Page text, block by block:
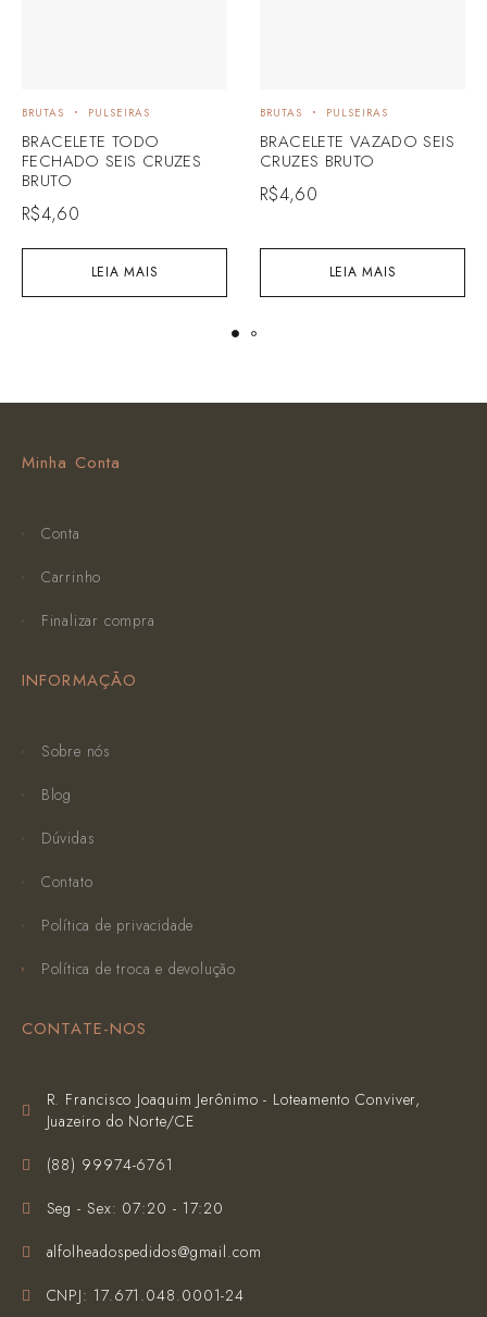
LEIA MAIS
BRUTAS PULSEIRAS
BRACELETE TODO
FECHADO SEIS CRUZES
BRUTO
R$4,60
LEIA MAIS
BRUTAS PULSEIRAS
BRACELETE VAZADO SEIS
CRUZES BRUTO
R$4,60
Minha Conta
Conta
Carrinho
Finalizar compra
INFORMAÇÃO
Sobre nós
Blog
Dúvidas
Contato
Política de privacidade
Política de troca e devolução
CONTATE-NOS
R. Francisco Joaquim Jerônimo - Loteamento Conviver,
Juazeiro do Norte/CE
(‪88) 99974-6761‬
Seg - Sex: 07:20 - 17:20
alfolheadospedidos@gmail.com
CNPJ: 17.671.048.0001-24